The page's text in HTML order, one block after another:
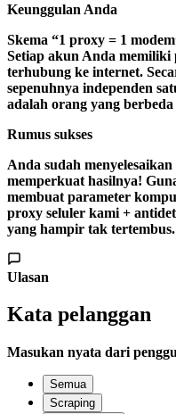
Keunggulan Anda
Skema “1 proxy = 1
Setiap akun Anda
terhubung ke internet.
sepenuhnya independen
adalah orang yang
Rumus sukses
Anda sudah
memperkuat hasilnya!
membuat parameter
proxy seluler kami +
yang hampir tak tertembus.
Ulasan
Kata pelanggan
Masukan nyata dari
Semua
Scraping